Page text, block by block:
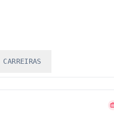
CARREIRAS